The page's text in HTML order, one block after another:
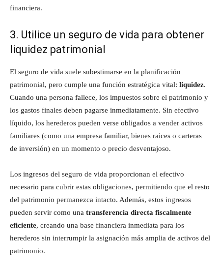
financiera.
3. Utilice un seguro de vida para obtener
liquidez patrimonial
El seguro de vida suele subestimarse en la planificación
patrimonial, pero cumple una función estratégica vital: liquidez.
Cuando una persona fallece, los impuestos sobre el patrimonio y
los gastos finales deben pagarse inmediatamente. Sin efectivo
líquido, los herederos pueden verse obligados a vender activos
familiares (como una empresa familiar, bienes raíces o carteras
de inversión) en un momento o precio desventajoso.
Los ingresos del seguro de vida proporcionan el efectivo
necesario para cubrir estas obligaciones, permitiendo que el resto
del patrimonio permanezca intacto. Además, estos ingresos
pueden servir como una transferencia directa fiscalmente
eficiente, creando una base financiera inmediata para los
herederos sin interrumpir la asignación más amplia de activos del
patrimonio.